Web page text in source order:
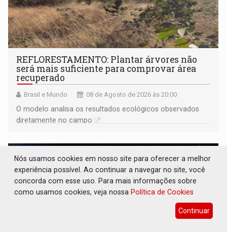
REFLORESTAMENTO: Plantar árvores não
será mais suficiente para comprovar área
recuperado
Brasil e Mundo 08 de Agosto de 2026 às 20:00
O modelo analisa os resultados ecológicos observados
diretamente no campo
Nós usamos cookies em nosso site para oferecer a melhor
experiência possível. Ao continuar a navegar no site, você
concorda com esse uso. Para mais informações sobre
como usamos cookies, veja nossa Política de Cookies
Continuar